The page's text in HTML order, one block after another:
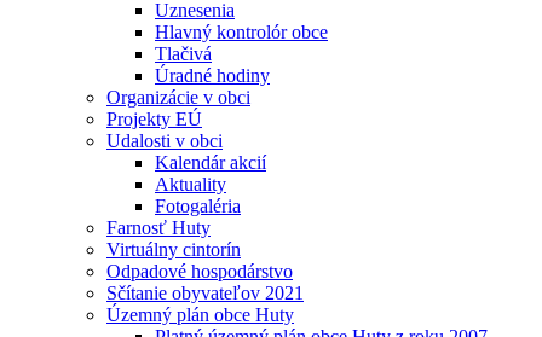
Uznesenia
Hlavný kontrolór obce
Tlačivá
Úradné hodiny
Organizácie v obci
Projekty EÚ
Udalosti v obci
Kalendár akcií
Aktuality
Fotogaléria
Farnosť Huty
Virtuálny cintorín
Odpadové hospodárstvo
Sčítanie obyvateľov 2021
Územný plán obce Huty